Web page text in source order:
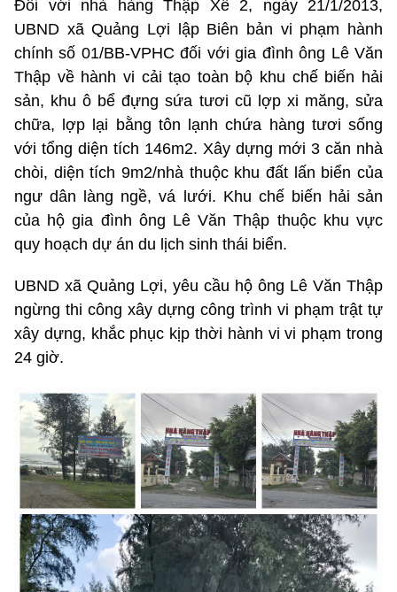
Đối với nhà hàng Thập Xế 2, ngày 21/1/2013,
UBND xã Quảng Lợi lập Biên bản vi phạm hành
chính số 01/BB-VPHC đối với gia đình ông Lê Văn
Thập về hành vi cải tạo toàn bộ khu chế biến hải
sản, khu ô bể đựng sứa tươi cũ lợp xi măng, sửa
chữa, lợp lại bằng tôn lạnh chứa hàng tươi sống
với tổng diện tích 146m2. Xây dựng mới 3 căn nhà
chòi, diện tích 9m2/nhà thuộc khu đất lấn biển của
ngư dân làng ngề, vá lưới. Khu chế biến hải sản
của hộ gia đình ông Lê Văn Thập thuộc khu vực
quy hoạch dự án du lịch sinh thái biển.
UBND xã Quảng Lợi, yêu cầu hộ ông Lê Văn Thập
ngừng thi công xây dựng công trình vi phạm trật tự
xây dựng, khắc phục kịp thời hành vi vi phạm trong
24 giờ.